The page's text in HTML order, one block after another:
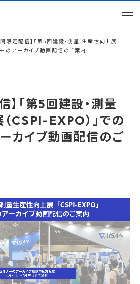
間限定配信】「第5回建設・測量 生産性向上展
ーのアーカイブ動画配信のご案内
】「第5回建設・測量
CSPI-EXPO）」での
カイブ動画配信のご